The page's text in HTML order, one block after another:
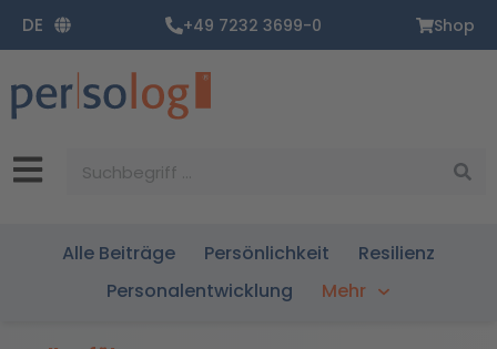
Inhalt
springen
DE +49 7232 3699-0 Shop
Alle Beiträge Persönlichkeit
Resilienz
Personalentwicklung
Mehr